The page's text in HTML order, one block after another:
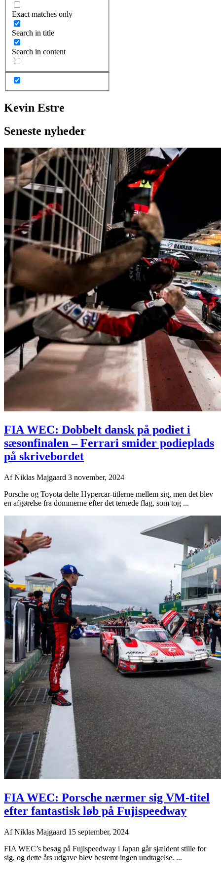
Exact matches only
Search in title
Search in content
Kevin Estre
Seneste nyheder
FIA WEC: Dobbelt dansk på podiet i
sæsonfinalen – Ferrari smider podieplads
på skrivebordet
AfNiklas Majgaard 3 november, 2024
Porsche og Toyota delte Hypercar-titlerne mellem sig, men det blev
en afgørelse fra dommerne efter det ternede flag, som tog ...
FIA WEC: Porsche nærmer sig VM-titel
efter fantastisk løb på Fujispeedway
AfNiklas Majgaard 15 september, 2024
FIA WEC’s besøg på Fujispeedway i Japan går sjældent stille for
sig, og dette års udgave blev bestemt ingen undtagelse. ...